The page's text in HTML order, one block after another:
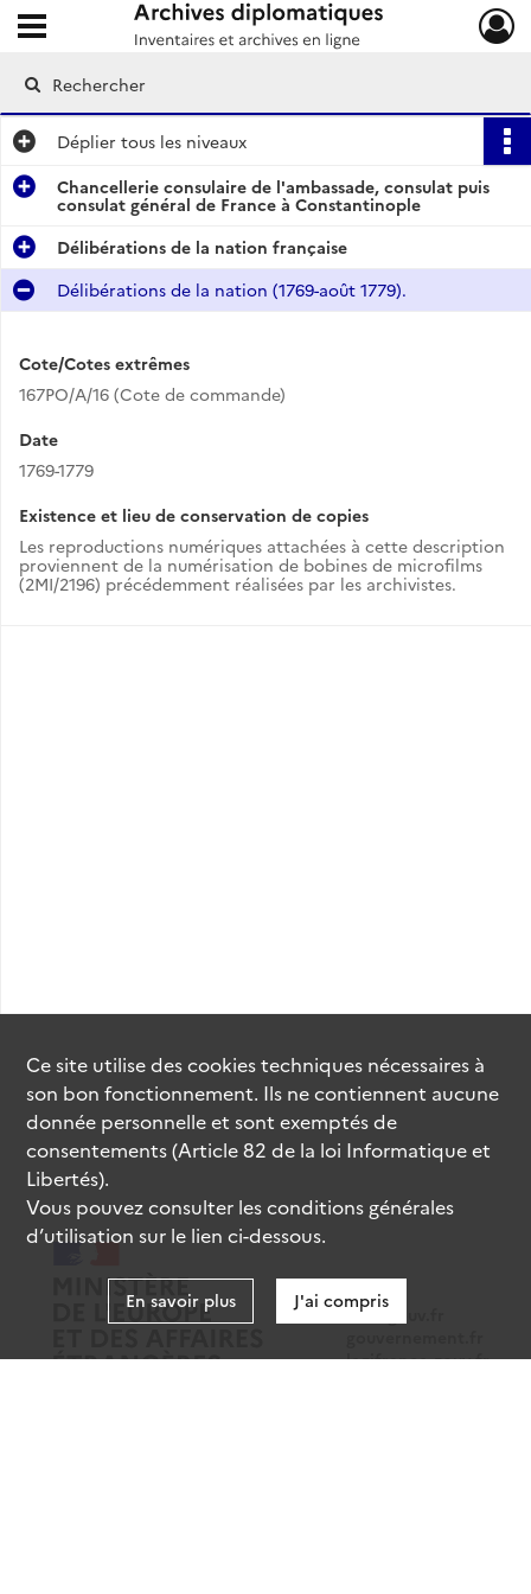
Archives diplomatiques
Ouvrir le menu déroulant
Déplier tous les niveaux
Chancellerie consulaire de l'ambassade, consulat puis
consulat général de France à Constantinople
Délibérations de la nation française
Délibérations de la nation (1769-août 1779).
Cote/Cotes extrêmes
167PO/A/16 (Cote de commande)
Date
1769-1779
Existence et lieu de conservation de copies
Les reproductions numériques attachées à cette description
proviennent de la numérisation de bobines de microfilms
(2MI/2196) précédemment réalisées par les archivistes.
data.gouv.fr
legifrance.gouv.fr
Ce site utilise descookiestechniques nécessaires à
son bon fonctionnement. Ils ne contiennent aucune
donnée personnelle et sont exemptés de
consentements (Article 82 de la loi Informatique et
Libertés).
Vous pouvez consulter les conditions générales
d’utilisation sur le lien ci-dessous.
En savoir plus J'ai compris